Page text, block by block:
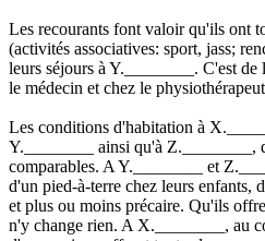
Les recourants font valoir qu'ils ont
(activités associatives: sport, jass;
leurs séjours à Y.________. C'est
le médecin et chez le
Les conditions d'habitation à
Y.________ ainsi qu'à Z.________,
comparables. A Y.________ et
d'un pied-à-terre chez leurs enfants,
et plus ou moins précaire. Qu'ils
n'y change rien. A X.________, au